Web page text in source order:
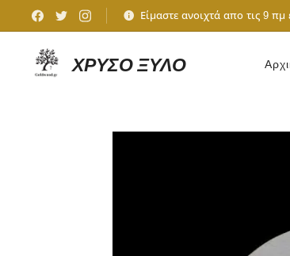
Είμαστε ανοιχτά απο τις 9 πμ
ΧΡΥΣΟ ΞΥΛΟ